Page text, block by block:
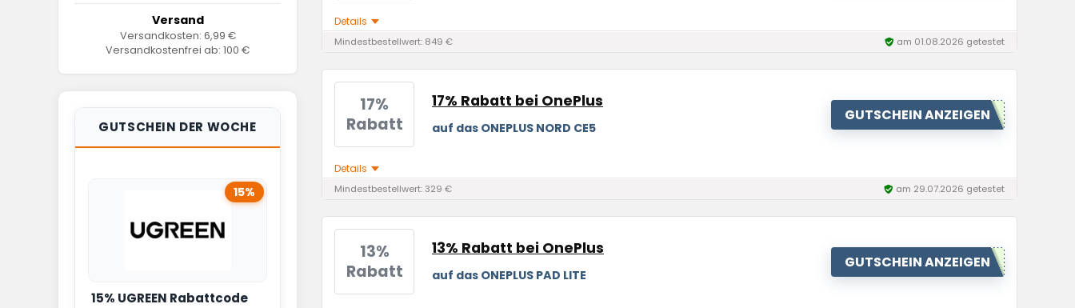
Details
Mindestbestellwert: 849 € am 01.08.2026 getestet
17%
Rabatt
17% Rabatt bei OnePlus
auf das ONEPLUS NORD CE5
GUTSCHEIN ANZEIGEN
Details
Mindestbestellwert: 329 € am 29.07.2026 getestet
13%
Rabatt
13% Rabatt bei OnePlus
auf das ONEPLUS PAD LITE
GUTSCHEIN ANZEIGEN
Versand
Versandkosten: 6,99 €
Versandkostenfrei ab: 100 €
GUTSCHEIN DER WOCHE
15%
15% UGREEN Rabattcode